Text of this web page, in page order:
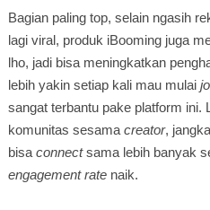
Bagian paling top, selain ngasih
lagi viral, produk iBooming juga
lho, jadi bisa meningkatkan
lebih yakin setiap kali mau mulai
sangat terbantu pake platform ini.
komunitas sesama creator,
bisa connectsama lebih banyak
engagement rate naik.